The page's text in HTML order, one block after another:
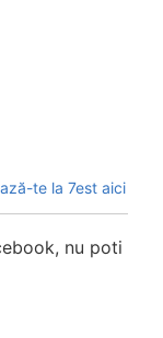
te la 7est aici
nu poti